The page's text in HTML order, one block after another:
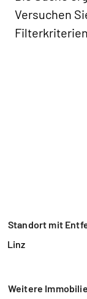
Versuchen
Standort mit
Linz
Weitere